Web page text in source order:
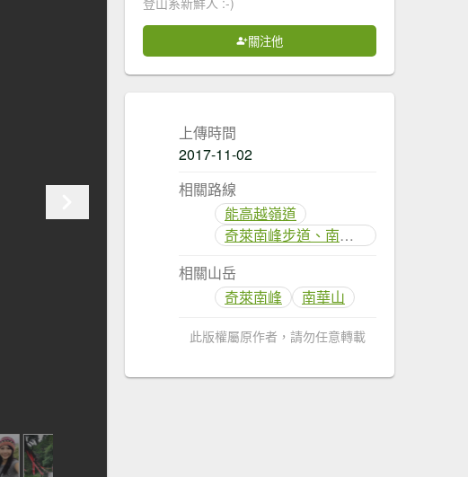
關注他
上傳時間
2017-11-02
相關路線
能高越嶺道
奇萊南峰步道、南華山步道(奇萊南華)
相關山岳
奇萊南峰
南華山
此版權屬原作者，請勿任意轉載